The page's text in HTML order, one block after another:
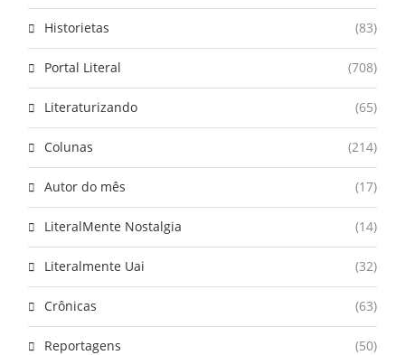
Historietas (83)
Portal Literal (708)
Literaturizando (65)
Colunas (214)
Autor do mês (17)
LiteralMente Nostalgia (14)
Literalmente Uai (32)
Crônicas (63)
Reportagens (50)